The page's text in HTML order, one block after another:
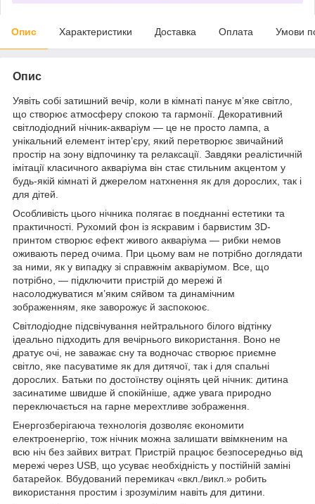
Опис Характеристики Доставка Оплата Умови
Опис
Уявіть собі затишний вечір, коли в кімнаті панує м’яке світло,
що створює атмосферу спокою та гармонії. Декоративний
світлодіодний нічник-акваріум — це не просто лампа, а
унікальний елемент інтер’єру, який перетворює звичайний
простір на зону відпочинку та релаксації. Завдяки реалістичній
імітації класичного акваріума він стає стильним акцентом у
будь-якій кімнаті й джерелом натхнення як для дорослих, так і
для дітей.
Особливість цього нічника полягає в поєднанні естетики та
практичності. Рухомий фон із яскравим і барвистим 3D-
принтом створює ефект живого акваріума — рибки немов
оживають перед очима. При цьому вам не потрібно доглядати
за ними, як у випадку зі справжнім акваріумом. Все, що
потрібно, — підключити пристрій до мережі й
насолоджуватися м’яким сяйвом та динамічним
зображенням, яке заворожує й заспокоює.
Світлодіодне підсвічування нейтрального білого відтінку
ідеально підходить для вечірнього використання. Воно не
дратує очі, не заважає сну та водночас створює приємне
світло, яке пасуватиме як для дитячої, так і для спальні
дорослих. Батьки по достоїнству оцінять цей нічник: дитина
засинатиме швидше й спокійніше, адже увага природно
переключається на гарне мерехтливе зображення.
Енергозберігаюча технологія дозволяє економити
електроенергію, тож нічник можна залишати ввімкненим на
всю ніч без зайвих витрат. Пристрій працює безпосередньо від
мережі через USB, що усуває необхідність у постійній заміні
батарейок. Вбудований перемикач «вкл./викл.» робить
використання простим і зрозумілим навіть для дитини.